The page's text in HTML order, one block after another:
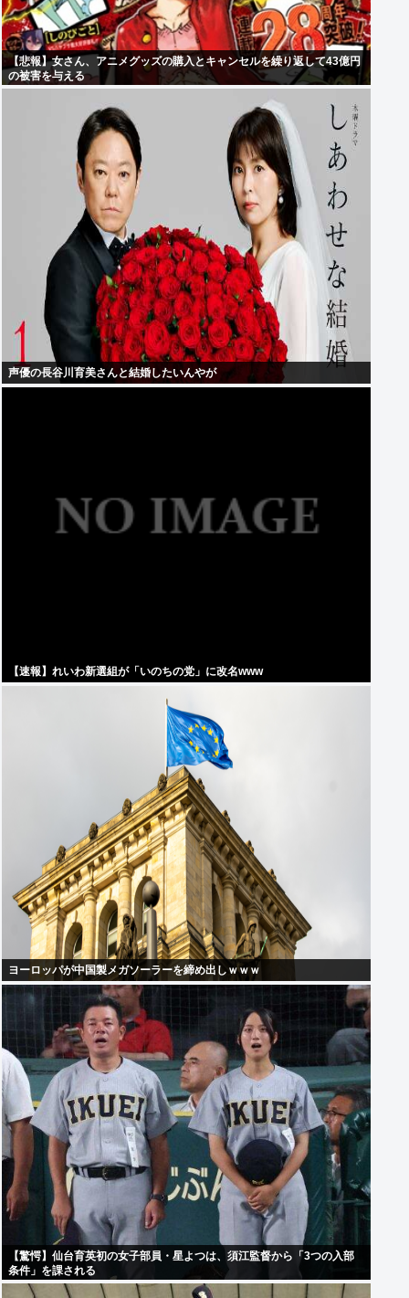
【悲報】女さん、アニメグッズの購入とキャンセルを繰り返して43億円
の被害を与える
声優の長谷川育美さんと結婚したいんやが
【速報】れいわ新選組が「いのちの党」に改名www
ヨーロッパが中国製メガソーラーを締め出しｗｗｗ
【驚愕】仙台育英初の女子部員・星よつは、須江監督から「3つの入部
条件」を課される